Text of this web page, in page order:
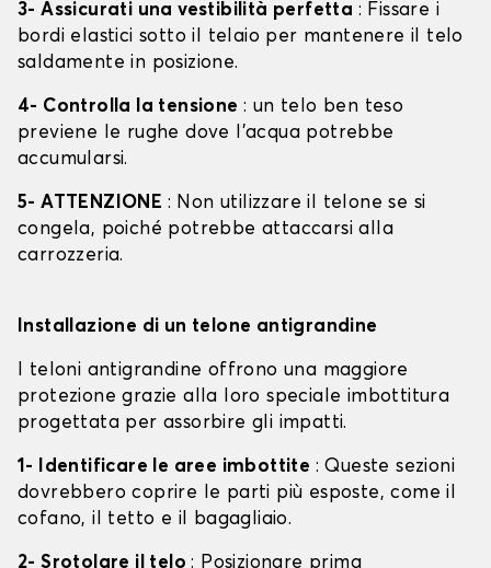
3- Assicurati una vestibilità perfetta : Fissare i
bordi elastici sotto il telaio per mantenere il telo
saldamente in posizione.
4- Controlla la tensione : un telo ben teso
previene le rughe dove l'acqua potrebbe
accumularsi.
5- ATTENZIONE : Non utilizzare il telone se si
congela, poiché potrebbe attaccarsi alla
carrozzeria.
Installazione di un telone antigrandine
I teloni antigrandine offrono una maggiore
protezione grazie alla loro speciale imbottitura
progettata per assorbire gli impatti.
1- Identificare le aree imbottite : Queste sezioni
dovrebbero coprire le parti più esposte, come il
cofano, il tetto e il bagagliaio.
2- Srotolare il telo: Posizionare prima